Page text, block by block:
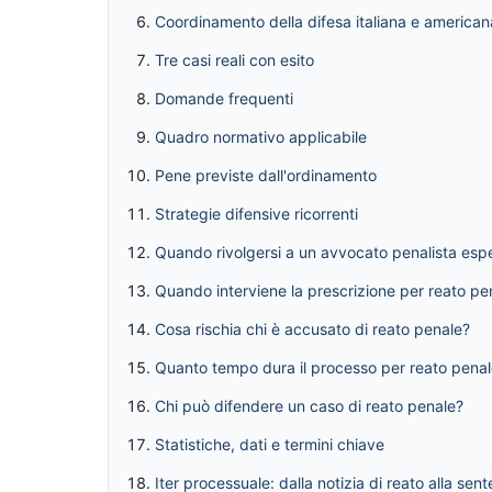
Coordinamento della difesa italiana e
Tre casi reali con esito
Domande frequenti
Quadro normativo applicabile
Pene previste dall'ordinamento
Strategie difensive ricorrenti
Quando rivolgersi a un avvocato penalista
Quando interviene la prescrizione per reato
Cosa rischia chi è accusato di reato penale?
Quanto tempo dura il processo per reato
Chi può difendere un caso di reato penale?
Statistiche, dati e termini chiave
Iter processuale: dalla notizia di reato alla